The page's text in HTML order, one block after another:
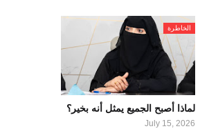
الخاطرة
لماذا أصبح الجميع يمثل أنه بخير؟
July 15, 2026